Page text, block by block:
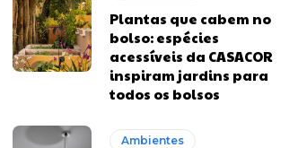
Plantas que cabem no
bolso: espécies
acessíveis da CASACOR
inspiram jardins para
todos os bolsos
Ambientes